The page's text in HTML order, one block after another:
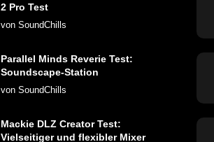
2 Pro Test
von SoundChills
Parallel Minds Reverie Test:
Soundscape-Station
von SoundChills
Mackie DLZ Creator Test:
Vielseitiger und flexibler Mixer